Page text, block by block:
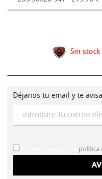
Sin stock
Déjanos tu email y te
política